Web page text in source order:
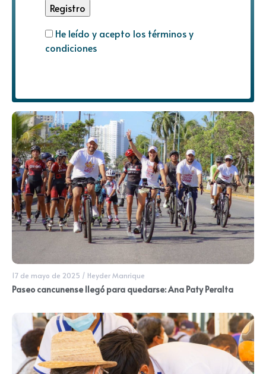
He leído y acepto los términos y
condiciones
17 de mayo de 2025 / Heyder Manrique
Paseo cancunense llegó para quedarse: Ana Paty Peralta